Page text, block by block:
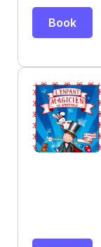
Book